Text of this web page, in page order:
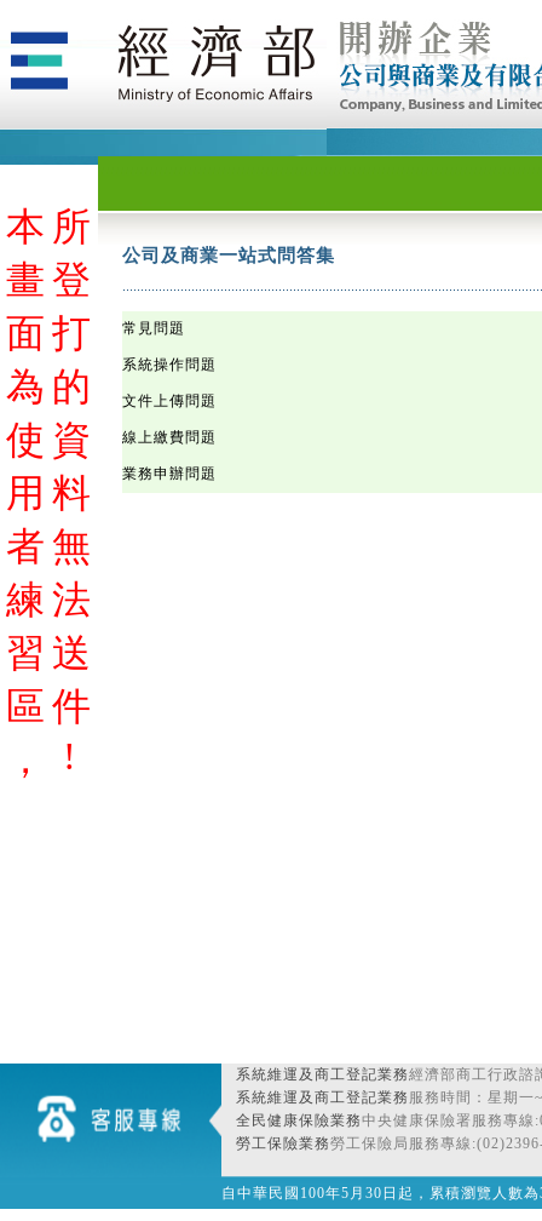
本
本
本
本
本
本
本
本
本
本
本
本
本
本
本
本
本
本
本
本
本
本
本
本
本
本
本
本
本
本
本
本
本
本
本
本
本
本
本
本
本
本
本
本
本
本
本